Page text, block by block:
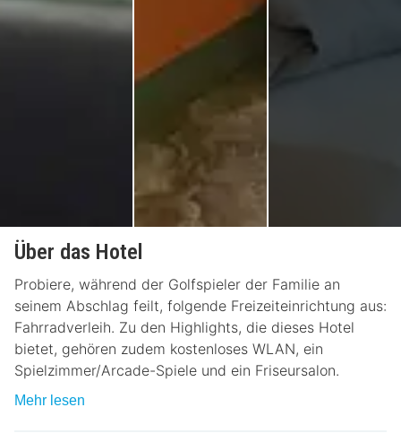
Über das Hotel
Probiere, während der Golfspieler der Familie an
seinem Abschlag feilt, folgende Freizeiteinrichtung aus:
Fahrradverleih. Zu den Highlights, die dieses Hotel
bietet, gehören zudem kostenloses WLAN, ein
Spielzimmer/Arcade-Spiele und ein Friseursalon.
Mehr lesen